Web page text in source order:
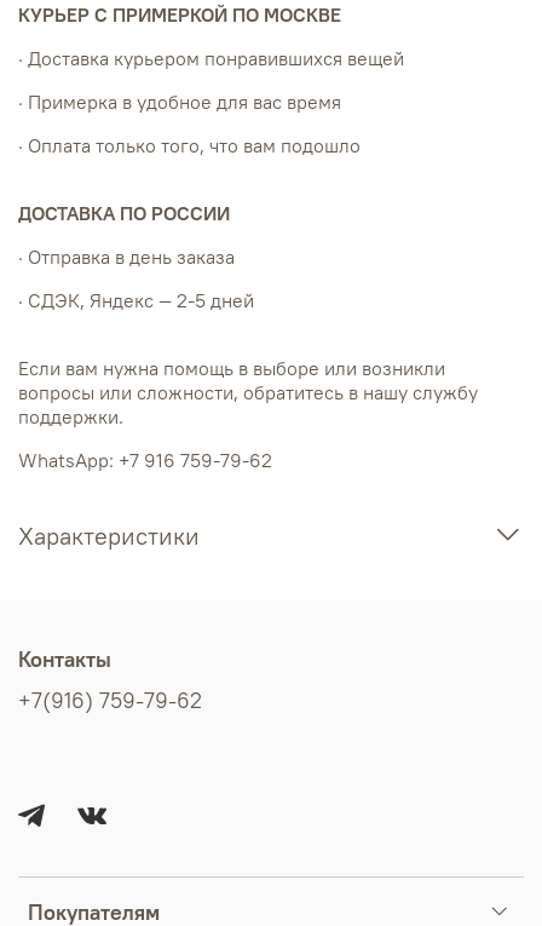
КУРЬЕР С ПРИМЕРКОЙ ПО МОСКВЕ
· Доставка курьером понравившихся вещей
· Примерка в удобное для вас время
· Оплата только того, что вам подошло
ДОСТАВКА ПО РОССИИ
· Отправка в день заказа
· СДЭК, Яндекс — 2-5 дней
Если вам нужна помощь в выборе или возникли
вопросы или сложности, обратитесь в нашу службу
поддержки.
WhatsApp: +7 916 759-79-62
Характеристики
Покупателям
Контакты
+7(916) 759-79-62